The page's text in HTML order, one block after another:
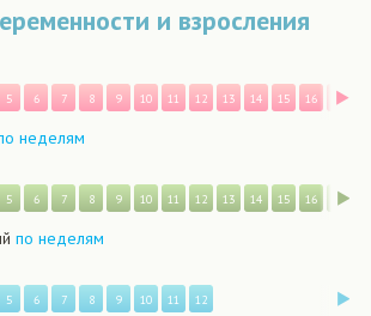
и взросления
5 6 7 8 9 10 11 12 13 14 15 16 17
неделям
5 6 7 8 9 10 11 12 13 14 15 16 17
по неделям
5 6 7 8 9 10 11 12